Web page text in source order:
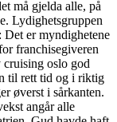
må gjelda alle, på
Lydighetsgruppen
Det er myndighetene
franchisegiveren
oslo god
til rett tid og i riktig
øverst i sårkanten.
angår alle